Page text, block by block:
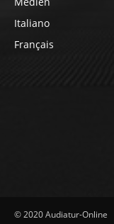
Italiano
Français
© 2020 Audiatur-Online